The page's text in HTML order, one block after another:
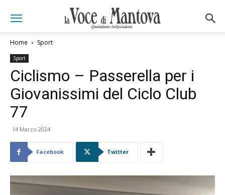
Home Sport
Sport
Ciclismo – Passerella per i
Giovanissimi del Ciclo Club
77
14 Marzo 2024
Facebook Twitter